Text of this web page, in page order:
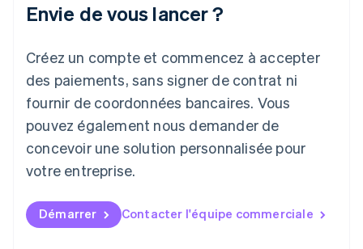
Envie de vous lancer ?
Créez un compte et commencez à accepter
des paiements, sans signer de contrat ni
fournir de coordonnées bancaires. Vous
pouvez également nous demander de
concevoir une solution personnalisée pour
votre entreprise.
Démarrer Contacter l'équipe commerciale
Deutsch English
Luxembourg
FrançaisDeutsch English
Malaisie
English 简体中文
Malte
English
EspañolEnglish
English
Nouvelle-Zélande